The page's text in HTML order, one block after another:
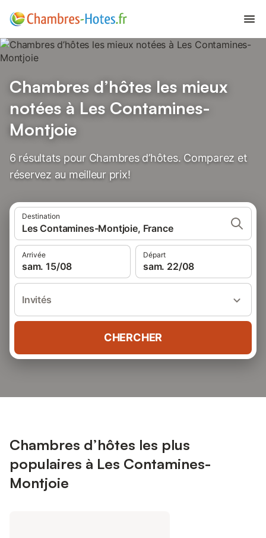
Chambres d’hôtes les mieux
notées à Les Contamines-
Montjoie
6 résultats pour Chambres d’hôtes. Comparez et
réservez au meilleur prix!
Destination
Les Contamines-Montjoie, France
Arrivée
sam. 15/08
Départ
sam. 22/08
Invités
CHERCHER
Chambres d’hôtes les plus
populaires à Les Contamines-
Montjoie